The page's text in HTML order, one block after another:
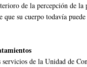
de la percepción de la
su cuerpo todavía
de la Unidad de